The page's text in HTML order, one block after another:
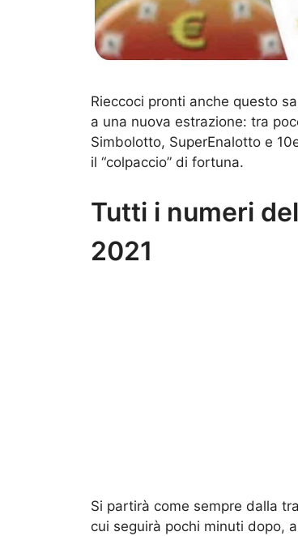
Rieccoci pronti anche questo
a una nuova estrazione: tra
Simbolotto, SuperEnalotto e
il “colpaccio” di fortuna.
Tutti i numeri
2021
Si partirà come sempre dalla
cui seguirà pochi minuti dopo,